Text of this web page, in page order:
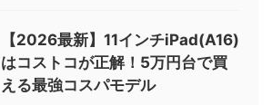
【2026最新】11インチiPad(A16)
はコストコが正解！5万円台で買
える最強コスパモデル